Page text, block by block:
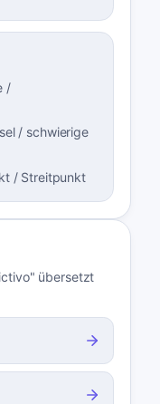
/
/ schwierige
/ Streitpunkt
übersetzt